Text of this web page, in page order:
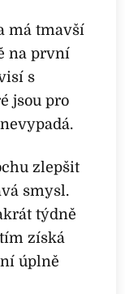
má tmavší
na první
s
jsou pro
zlepšit
smysl.
týdně
získá
úplně